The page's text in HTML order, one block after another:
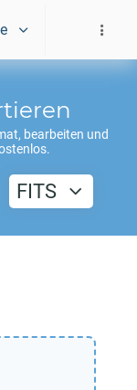
bearbeiten und
FITS